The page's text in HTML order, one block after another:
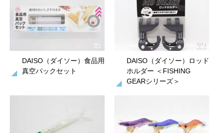
DAISO（ダイソー）食品用
真空パックセット
DAISO（ダイソー）ロッド
ホルダー ＜FISHING
GEARシリーズ＞